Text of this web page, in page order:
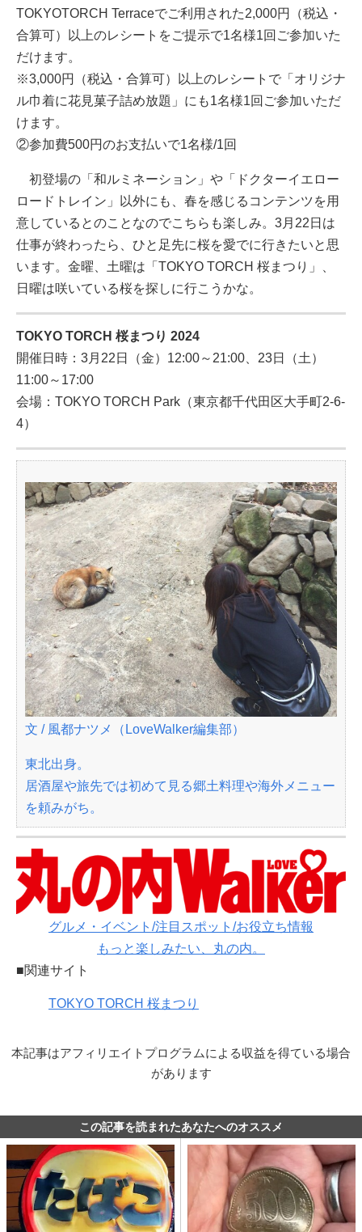
TOKYOTORCH Terraceでご利用された2,000円（税込・
合算可）以上のレシートをご提示で1名様1回ご参加いた
だけます。
※3,000円（税込・合算可）以上のレシートで「オリジナ
ル巾着に花見菓子詰め放題」にも1名様1回ご参加いただ
けます。
②参加費500円のお支払いで1名様/1回
初登場の「和ルミネーション」や「ドクターイエロー
ロードトレイン」以外にも、春を感じるコンテンツを用
意しているとのことなのでこちらも楽しみ。3月22日は
仕事が終わったら、ひと足先に桜を愛でに行きたいと思
います。金曜、土曜は「TOKYO TORCH 桜まつり」、
日曜は咲いている桜を探しに行こうかな。
TOKYO TORCH 桜まつり 2024
開催日時：3月22日（金）12:00～21:00、23日（土）
11:00～17:00
会場：TOKYO TORCH Park（東京都千代田区大手町2-6-
4）
文 / 風都ナツメ（LoveWalker編集部）
東北出身。
居酒屋や旅先では初めて見る郷土料理や海外メニュー
を頼みがち。
グルメ・イベント/注目スポット/お役立ち情報
もっと楽しみたい、丸の内。
■関連サイト
TOKYO TORCH 桜まつり
本記事はアフィリエイトプログラムによる収益を得ている場合
があります
この記事を読まれたあなたへのオススメ